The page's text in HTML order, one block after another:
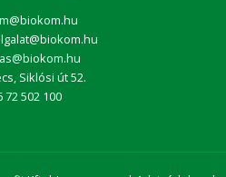
Siklósi út 52.
72 502 100